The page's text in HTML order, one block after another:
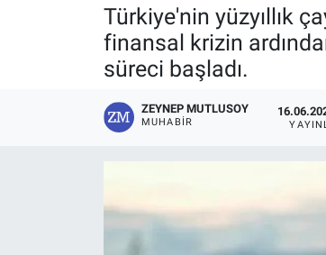
Türkiye'nin yüzyıllık
finansal krizin
süreci başladı.
ZEYNEP MUTLUSOY
MUHABIR